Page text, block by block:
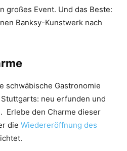
großes Event. Und das Beste:
Banksy-Kunstwerk nach
schwäbische Gastronomie
neu erfunden und
Erlebe den Charme dieser
die Wiedereröffnung des